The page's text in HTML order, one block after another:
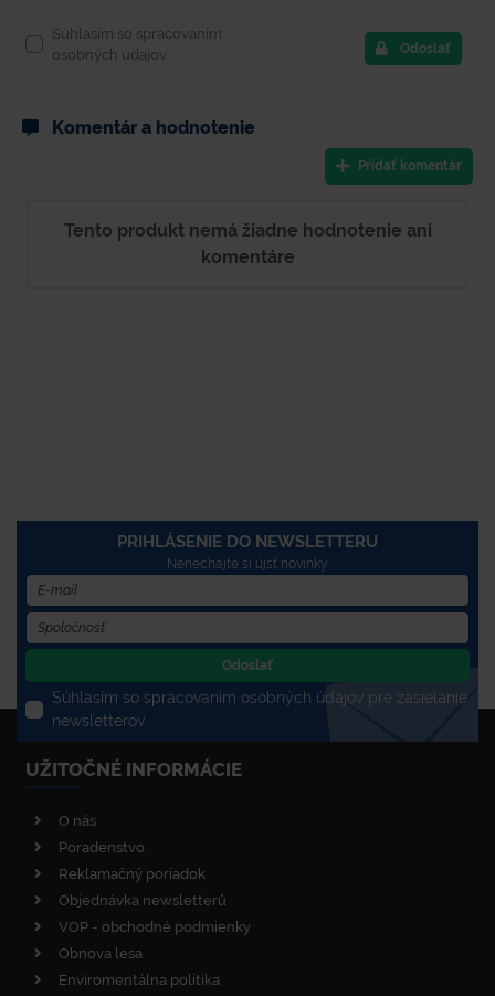
Súhlasím so spracovaním
osobných údajov.
Odoslať
Komentár a hodnotenie
Pridať komentár
Tento produkt nemá žiadne hodnotenie ani
komentáre
PRIHLÁSENIE DO NEWSLETTERU
Nenechajte si újsť novinky
Odoslať
Súhlasím so spracovaním osobných údajov pre zasielanie
newsletterov
UŽITOČNÉ INFORMÁCIE
O nás
Poradenstvo
Reklamačný poriadok
Objednávka newsletterů
VOP - obchodné podmienky
Obnova lesa
Enviromentálna politika